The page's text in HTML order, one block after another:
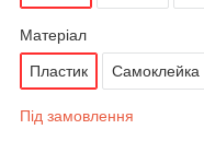
Матеріал
Пластик Самоклейка
Під замовлення